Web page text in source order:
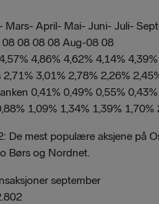
Mars- April- Mai- Juni- Juli-
08 08 08 Aug-08 08
4,86% 4,62% 4,14%
3,01% 2,78% 2,26%
0,41% 0,49% 0,55%
1,09% 1,34% 1,39%
De mest populære aksjene på
Børs og Nordnet.
september